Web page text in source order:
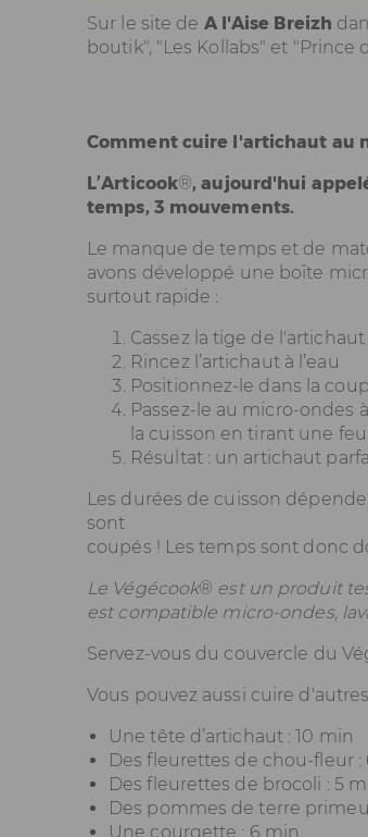
Sur le site de A l'Aise Breizh
boutik", "Les Kollabs" et "Prince
Comment cuire l'artichaut au
L’Articook®, aujourd'hui
temps, 3 mouvements.
Le manque de temps et de
avons développé une boîte
surtout rapide :
Cassez la tige de l'artichaut
Rincez l’artichaut à l’eau
Positionnez-le dans la
Passez-le au micro-ondes
la cuisson en tirant une
Résultat : un artichaut
Les durées de cuisson
sont
coupés ! Les temps sont donc
Le Végécook® est un produit
est compatible micro-ondes,
Servez-vous du couvercle du
Vous pouvez aussi cuire
Une tête d’artichaut : 10 min
Des fleurettes de chou-fleur :
Des fleurettes de brocoli : 5
Des pommes de terre
Une courgette : 6 min